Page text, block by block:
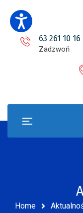
63 261 10 16
Zadzwoń
Home